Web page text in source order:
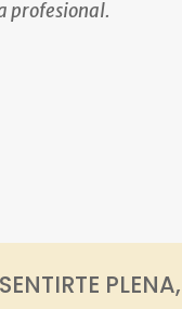
profesional.